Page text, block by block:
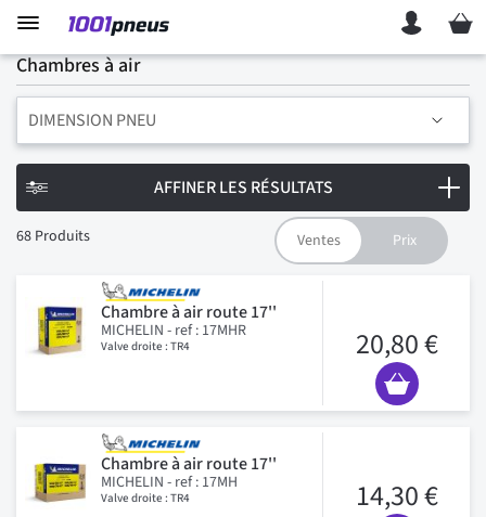
Mon
Chambres à air
68 Produits
Chambre à air route 17''
MICHELIN - ref : 17MHR
Valve droite : TR4 20,80 €
Chambre à air route 17''
MICHELIN - ref : 17MH
Valve droite : TR4 14,30 €
DIMENSION PNEU
AFFINER LES RÉSULTATS